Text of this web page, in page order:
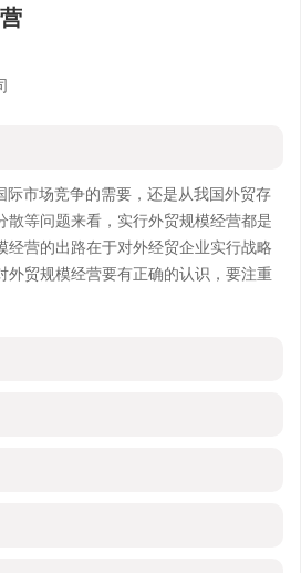
际市场竞争的需要，还是从我国外贸存
散等问题来看，实行外贸规模经营都是
经营的出路在于对外经贸企业实行战略
外贸规模经营要有正确的认识，要注重